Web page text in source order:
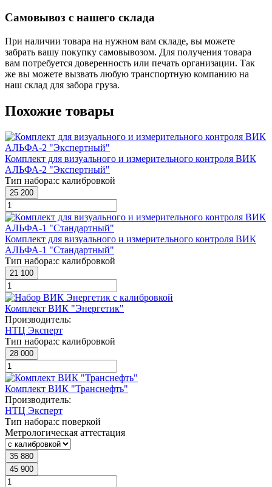
Самовывоз с нашего склада
При наличии товара на нужном вам складе, вы можете
забрать вашу покупку самовывозом. Для получения товара
вам потребуется доверенность или печать организации. Так
же вы можете вызвать любую транспортную компанию на
наш склад для забора груза.
Похожие товары
Комплект для визуального и измерительного контроля ВИК
АЛЬФА-2 "Экспертный"
Тип набора:с калибровкой
25 200
Комплект для визуального и измерительного контроля ВИК
АЛЬФА-1 "Стандартный"
Тип набора:с калибровкой
21 100
Комплект ВИК "Энергетик"
Производитель:
НТЦ Эксперт
Тип набора:с калибровкой
28 000
Комплект ВИК "Транснефть"
Производитель:
НТЦ Эксперт
Тип набора:с поверкой
Метрологическая аттестация
35 880
45 900